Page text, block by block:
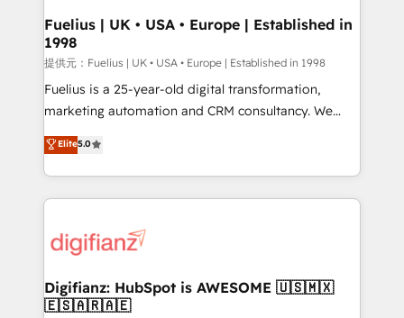
framework, meaning we've been accredited by
HubSpot and vetted by the CCS, which means we
can support public sector companies as well the
other ones listed in our profile. Our services: -
HubSpot implementation - HubSpot CMS website
is there for you to: - Grow revenue, and run your
business more efficiently - Build stronger
more people - Get the most out of your HubSpot
investment
Fuelius | UK • USA • Europe | Established in
1998
提供元：Fuelius | UK • USA • Europe | Established in 1998
Fuelius is a 25-year-old digital transformation,
marketing automation and CRM consultancy. We
enable mid-market and enterprise clients to
maximise their return from digital and fuel their
growth. We modernise platforms, streamline
operations that are causing inefficiencies, improve
supercharge revenue operations Key services: • CRM
Transformation / Web Development • RevOps &
Sales Consulting • Marketing Automation What
Elite5.0
Digifianz: HubSpot is AWESOME 🇺🇸🇲🇽
🇪🇸🇦🇷🇦🇪